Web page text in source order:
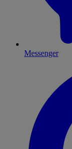
Messenger